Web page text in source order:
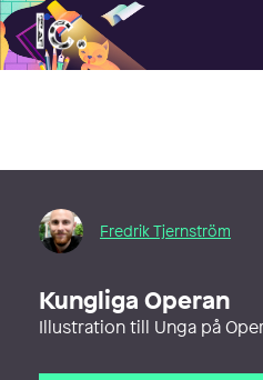
Illustratörcentrum
Fredrik Tjernström
Kungliga Operan
Illustration till Unga på